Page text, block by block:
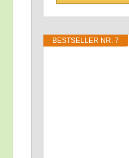
BEST­SEL­LER NR. 7